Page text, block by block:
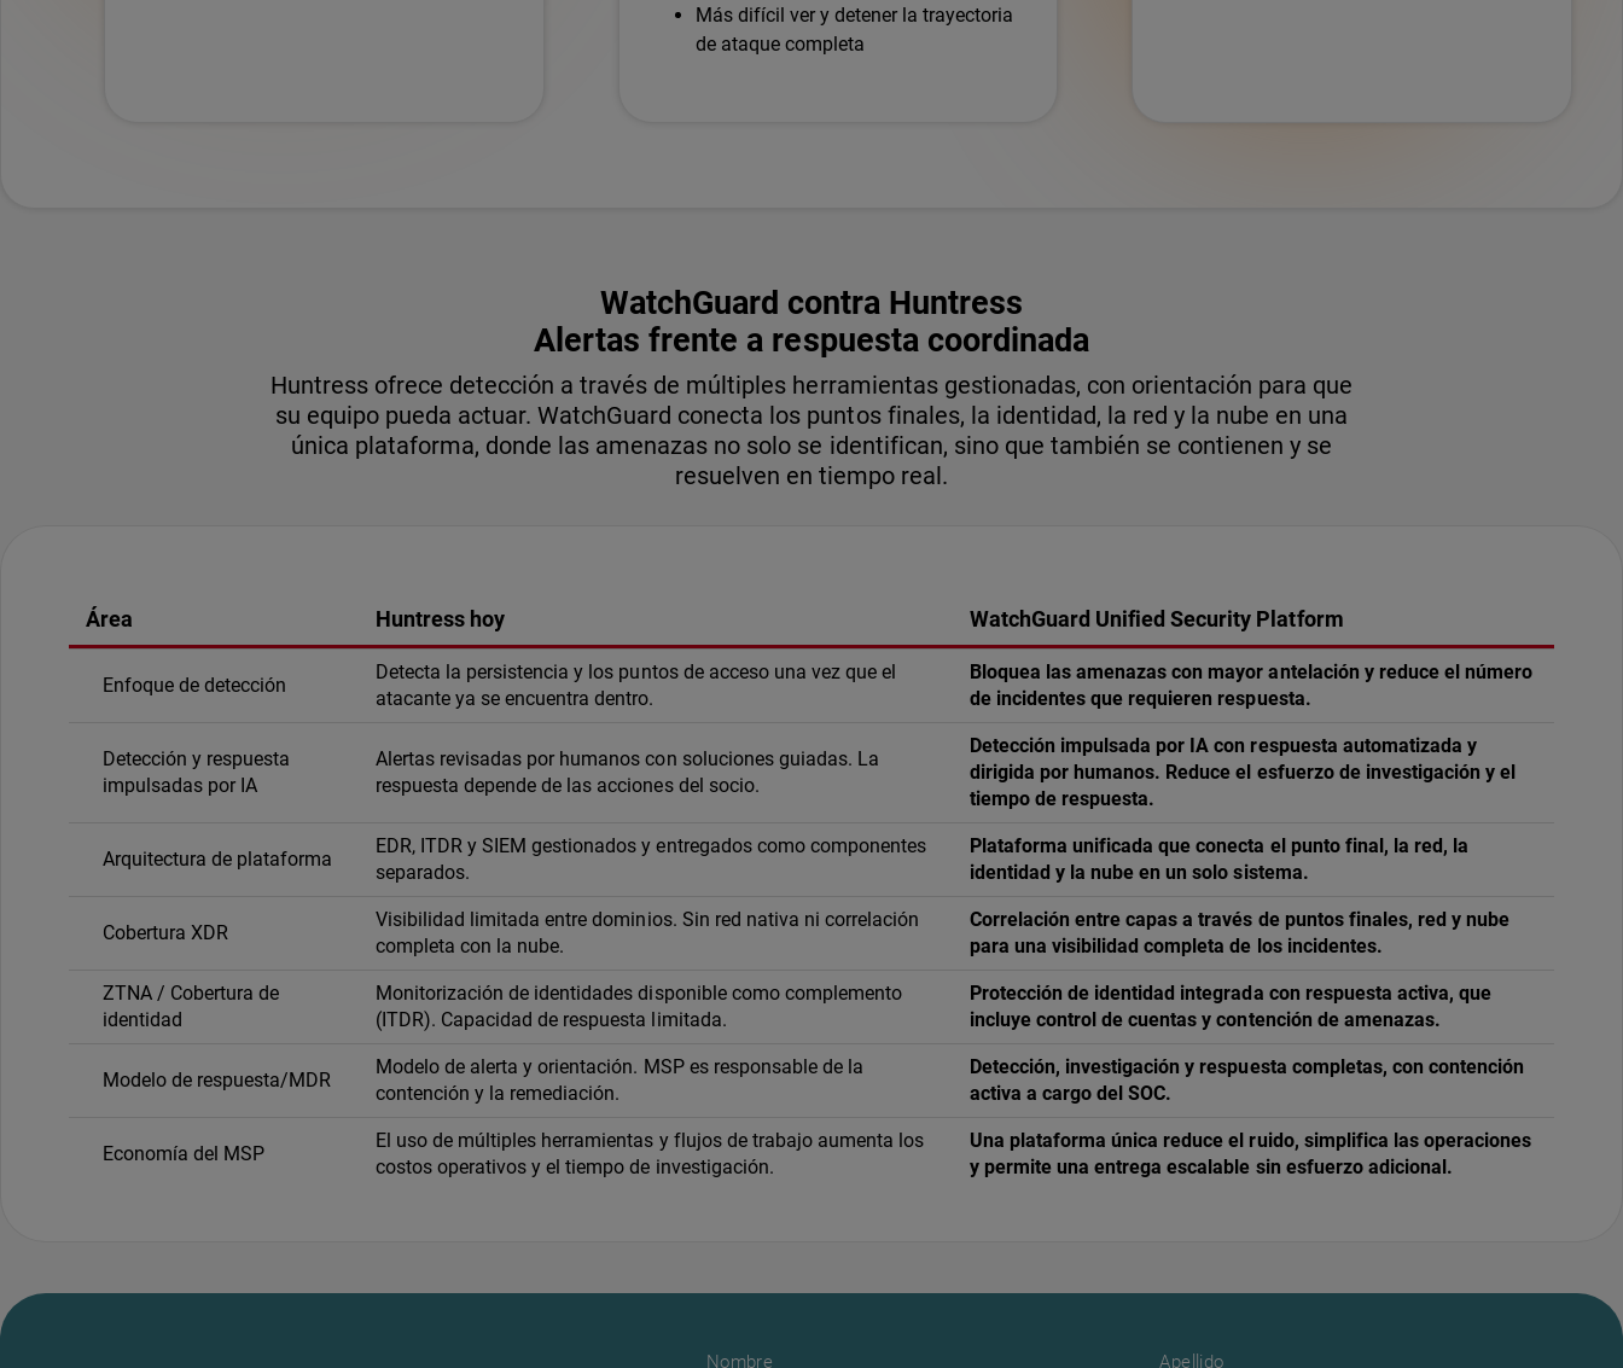
Más difícil ver y detener la trayectoria
de ataque completa
WatchGuard contra Huntress
Alertas frente a respuesta coordinada
Huntress ofrece detección a través de múltiples herramientas gestionadas, con orientación para que
su equipo pueda actuar. WatchGuard conecta los puntos finales, la identidad, la red y la nube en una
única plataforma, donde las amenazas no solo se identifican, sino que también se contienen y se
resuelven en tiempo real.
Área Huntress hoy WatchGuard Unified Security Platform
Enfoque de detección
Detecta la persistencia y los puntos de acceso una vez que el
atacante ya se encuentra dentro.
Bloquea las amenazas con mayor antelación y reduce el número
de incidentes que requieren respuesta.
Detección y respuesta
impulsadas por IA
Alertas revisadas por humanos con soluciones guiadas. La
respuesta depende de las acciones del socio.
Detección impulsada por IA con respuesta automatizada y
dirigida por humanos. Reduce el esfuerzo de investigación y el
tiempo de respuesta.
Arquitectura de plataforma
EDR, ITDR y SIEM gestionados y entregados como componentes
separados.
Plataforma unificada que conecta el punto final, la red, la
identidad y la nube en un solo sistema.
Cobertura XDR
Visibilidad limitada entre dominios. Sin red nativa ni correlación
completa con la nube.
Correlación entre capas a través de puntos finales, red y nube
para una visibilidad completa de los incidentes.
ZTNA / Cobertura de
identidad
Monitorización de identidades disponible como complemento
(ITDR). Capacidad de respuesta limitada.
Protección de identidad integrada con respuesta activa, que
incluye control de cuentas y contención de amenazas.
Modelo de respuesta/MDR
Modelo de alerta y orientación. MSP es responsable de la
contención y la remediación.
Detección, investigación y respuesta completas, con contención
activa a cargo del SOC.
Economía del MSP
El uso de múltiples herramientas y flujos de trabajo aumenta los
costos operativos y el tiempo de investigación.
Una plataforma única reduce el ruido, simplifica las operaciones
y permite una entrega escalable sin esfuerzo adicional.
Nombre Apellido